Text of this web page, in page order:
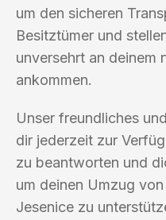
um den sicheren
Besitztümer und
unversehrt an deinem
ankommen.
Unser freundliches
dir jederzeit zur
zu beantworten und
um deinen Umzug
Jesenice zu